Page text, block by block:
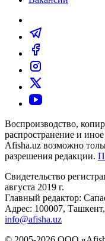
Воспроизводство,
распространение и
Afisha.uz возможно
разрешения редакции.
Свидетельство
августа 2019 г.
Главный редактор:
Адрес: 100007,
info@afisha.uz